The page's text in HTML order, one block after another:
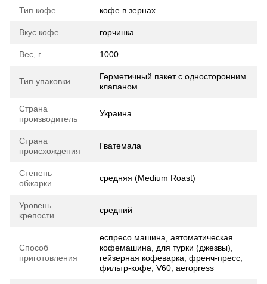
Тип кофе кофе в зернах
Вкус кофе горчинка
Вес, г 1000
Тип упаковки
Герметичный пакет с односторонним
клапаном
Страна
производитель
Украина
Страна
происхождения
Гватемала
Степень
обжарки
средняя (Medium Roast)
Уровень
крепости
средний
Способ
приготовления
еспресо машина, автоматическая
кофемашина, для турки (джезвы),
гейзерная кофеварка, френч-пресс,
фильтр-кофе, V60, aeropress